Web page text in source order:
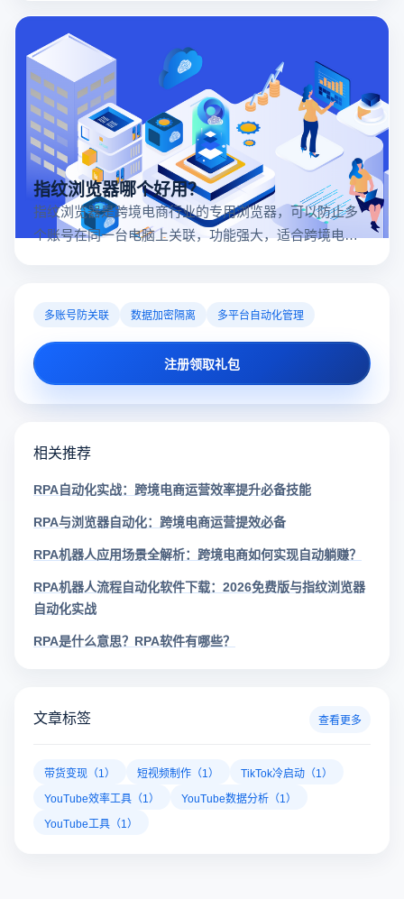
指纹浏览器哪个好用？
指纹浏览器是跨境电商行业的专用浏览器，可以防止多
个账号在同一台电脑上关联，功能强大，适合跨境电商
多账号防关联 数据加密隔离 多平台自动化管理
注册领取礼包
相关推荐
RPA自动化实战：跨境电商运营效率提升必备技能
RPA与浏览器自动化：跨境电商运营提效必备
RPA机器人应用场景全解析：跨境电商如何实现自动躺赚？
RPA机器人流程自动化软件下载：2026免费版与指纹浏览器
自动化实战
RPA是什么意思？RPA软件有哪些？
文章标签 查看更多
带货变现（1） 短视频制作（1）
TikTok冷启动（1）
YouTube效率工具（1）
YouTube数据分析（1）
YouTube工具（1）